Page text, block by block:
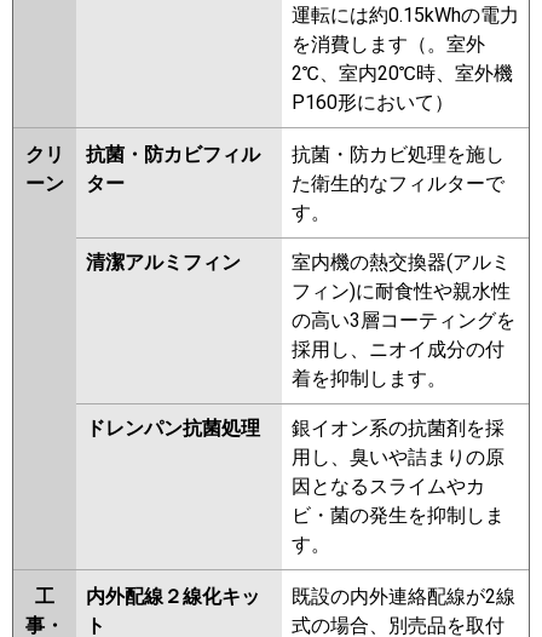
運転には約0.15kWhの電力
を消費します（。室外
2℃、室内20℃時、室外機
P160形において）
クリ
ーン
抗菌・防カビフィル
ター
抗菌・防カビ処理を施し
た衛生的なフィルターで
す。
清潔アルミフィン
室内機の熱交換器(アルミ
フィン)に耐食性や親水性
の高い3層コーティングを
採用し、ニオイ成分の付
着を抑制します。
ドレンパン抗菌処理
銀イオン系の抗菌剤を採
用し、臭いや詰まりの原
因となるスライムやカ
ビ・菌の発生を抑制しま
す。
工
事・
内外配線２線化キッ
ト
既設の内外連絡配線が2線
式の場合、別売品を取付